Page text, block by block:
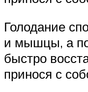
Голодание
и мышцы, а
быстро
принося с